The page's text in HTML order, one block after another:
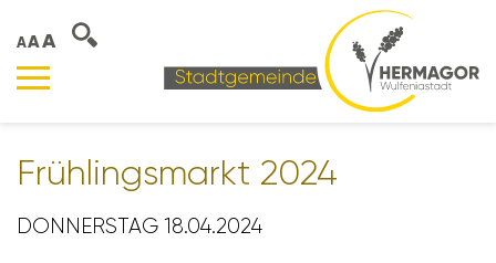
AAA
Früh­lings­markt 2024
DONNERSTAG 18.04.2024